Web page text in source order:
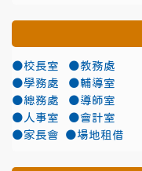
●校長室
●教務處
●學務處
●輔導室
●總務處
●導師室
●人事室
●會計室
●家長會
●場地租借